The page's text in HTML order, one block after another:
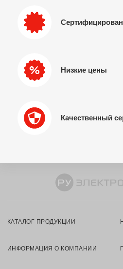
Низкие цены
Качественный
КАТАЛОГ ПРОДУКЦИИ
ИНФОРМАЦИЯ О КОМПАНИИ